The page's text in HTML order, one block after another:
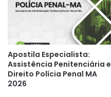
Apostila Especialista:
Assistência Penitenciária e
Direito Polícia Penal MA
2026